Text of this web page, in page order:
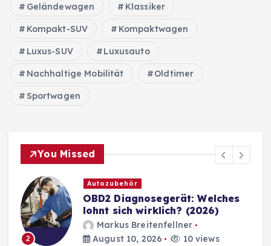
Geländewagen Klassiker
Kompakt-SUV Kompaktwagen
Luxus-SUV Luxusauto
Nachhaltige Mobilität Oldtimer
Sportwagen
You Missed
2
Autozubehör
OBD2 Diagnosegerät: Welches
lohnt sich wirklich? (2026)
Markus Breitenfellner
August 10, 2026
10 views